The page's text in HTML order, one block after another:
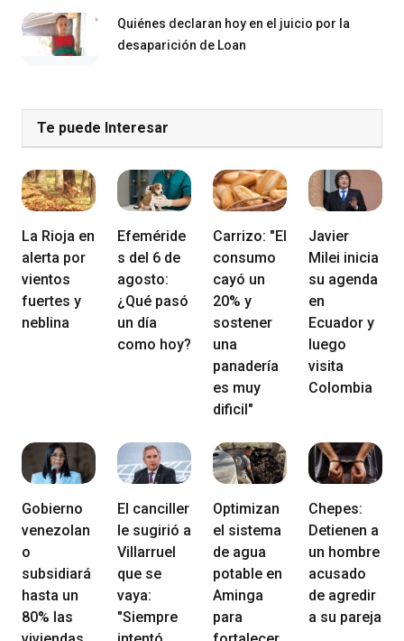
Quiénes declaran hoy en el juicio por la
desaparición de Loan
Te puede Interesar
La Rioja en
alerta por
vientos
fuertes y
neblina
Efeméride
s del 6 de
agosto:
¿Qué pasó
un día
como hoy?
Carrizo: "El
consumo
cayó un
20% y
sostener
una
panadería
es muy
dificil"
Javier
Milei inicia
su agenda
en
Ecuador y
luego
visita
Colombia
Gobierno
venezolan
o
subsidiará
hasta un
80% las
El canciller
le sugirió a
Villarruel
que se
vaya:
"Siempre
Optimizan
el sistema
de agua
potable en
Aminga
para
Chepes:
Detienen a
un hombre
acusado
de agredir
a su pareja